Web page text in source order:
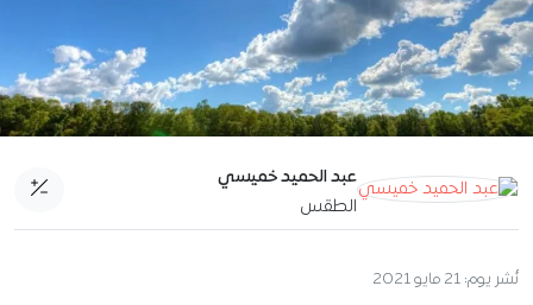
عبد الحميد خميسي
الطقس
نُشر يوم: 21 مايو 2021